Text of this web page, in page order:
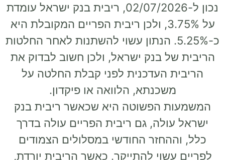
נכון ל-02/07/2026, ריבית בנק ישראל עומדת
על 3.75%, ולכן ריבית הפריים המקובלת היא
5.25%. הנתון עשוי להשתנות לאחר החלטות
בנק ישראל, ולכן חשוב לבדוק את
העדכנית לפני קבלת החלטה על
הלוואה או פיקדון.
הפשוטה היא שכאשר ריבית בנק
גם ריבית הפריים עולה בדרך
החודשי במסלולים הצמודים
להתייקר. כאשר הריבית יורדת,